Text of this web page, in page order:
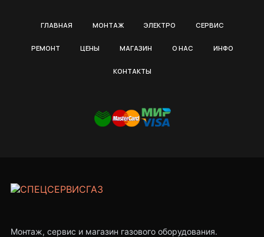
ГЛАВНАЯ МОНТАЖ ЭЛЕКТРО СЕРВИС
РЕМОНТ ЦЕНЫ МАГАЗИН О НАС ИНФО
КОНТАКТЫ
Монтаж, сервис и магазин газового оборудования.